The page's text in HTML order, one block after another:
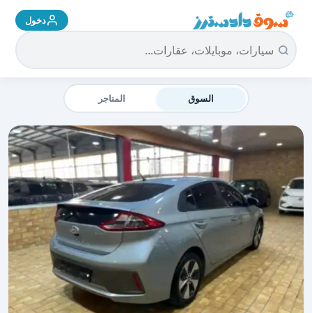
سوق دادسترز الرئيسية دخول
السوق المتاجر